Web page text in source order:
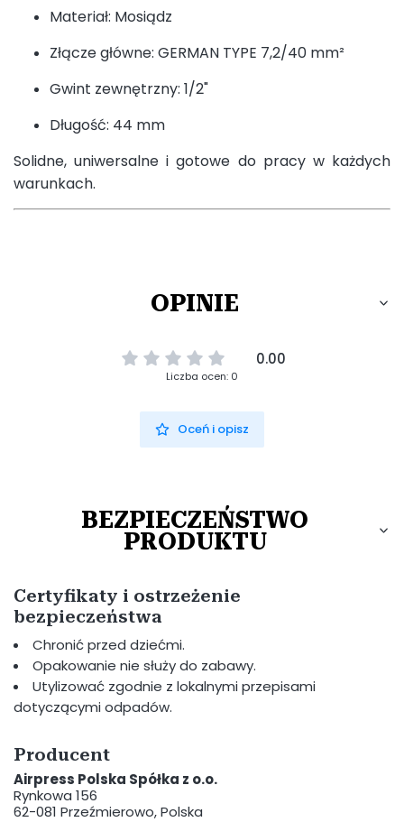
Materiał: Mosiądz
Złącze główne: GERMAN TYPE 7,2/40 mm²
Gwint zewnętrzny: 1/2"
Długość: 44 mm
Solidne, uniwersalne i gotowe do pracy w każdych
warunkach.
OPINIE
0.00
Liczba ocen: 0
Oceń i opisz
BEZPIECZEŃSTWO
PRODUKTU
Certyfikaty i ostrzeżenie
bezpieczeństwa
Chronić przed dziećmi.
Opakowanie nie służy do zabawy.
Utylizować zgodnie z lokalnymi przepisami
dotyczącymi odpadów.
Producent
Airpress Polska Spółka z o.o.
Rynkowa 156
62-081 Przeźmierowo, Polska